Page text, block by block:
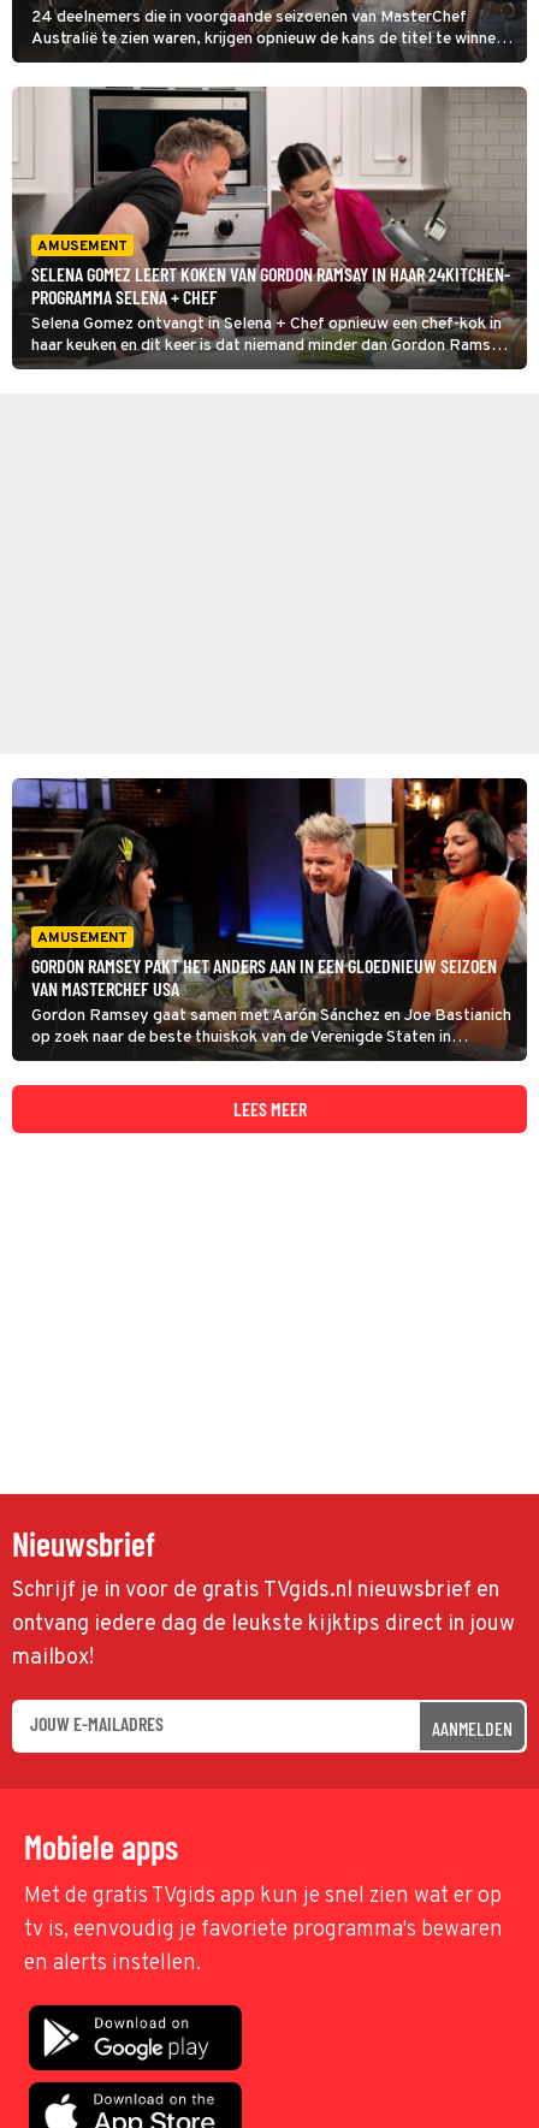
24 deelnemers die in voorgaande seizoenen van MasterChef
Australië te zien waren, krijgen opnieuw de kans de titel te winnen.
Gastchef Gordon Ramsey geeft de kandidaten meteen een
uitdaging: creatief met wortel en maïs.
AMUSEMENT
SELENA GOMEZ LEERT KOKEN VAN GORDON RAMSAY IN HAAR 24KITCHEN-
PROGRAMMA SELENA + CHEF
Selena Gomez ontvangt in Selena + Chef opnieuw een chef-kok in
haar keuken en dit keer is dat niemand minder dan Gordon Ramsay.
Samen maken ze een luxemaaltijd bestaande uit een ribeyesteak,
AMUSEMENT
GORDON RAMSEY PAKT HET ANDERS AAN IN EEN GLOEDNIEUW SEIZOEN
VAN MASTERCHEF USA
Gordon Ramsey gaat samen met Aarón Sánchez en Joe Bastianich
op zoek naar de beste thuiskok van de Verenigde Staten in
MasterChef USA. In dit seizoen nemen vier generaties, waaronder
de babyboomers en generatie X, het tegen elkaar op.
LEES MEER
Nieuwsbrief
Schrijf je in voor de gratis TVgids.nl nieuwsbrief en
ontvang iedere dag de leukste kijktips direct in jouw
mailbox!
AANMELDEN
Mobiele apps
Met de gratis TVgids app kun je snel zien wat er op
tv is, eenvoudig je favoriete programma's bewaren
en alerts instellen.